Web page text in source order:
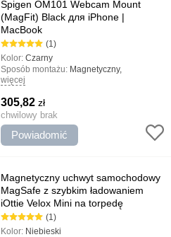
Spigen OM101 Webcam Mount
(MagFit) Black для iPhone |
MacBook
(1)
Kolor:Czarny
Sposób montażu: Magnetyczny,
uniwersalny
Do MacBook
Najważniejsze cechy:
Połączenie magnetyczne MagSafe,
Minimalistyczny design, Może być
używany jako stojak
więcej
305,82zł
chwilowy brak
Powiadomić
Magnetyczny uchwyt samochodowy
MagSafe z szybkim ładowaniem
iOttie Velox Mini na torpedę
(1)
Kolor: Niebieski